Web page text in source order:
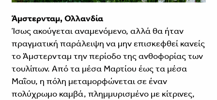
Άμστερνταμ, Ολλανδία
Ίσως ακούγεται αναμενόμενο, αλλά θα ήταν
πραγματική παράλειψη να μην επισκεφθεί κανείς
το Άμστερνταμ την περίοδο της ανθοφορίας των
τουλίπων. Από τα μέσα Μαρτίου έως τα μέσα
Μαΐου, η πόλη μεταμορφώνεται σε έναν
πολύχρωμο καμβά, πλημμυρισμένο με κίτρινες,